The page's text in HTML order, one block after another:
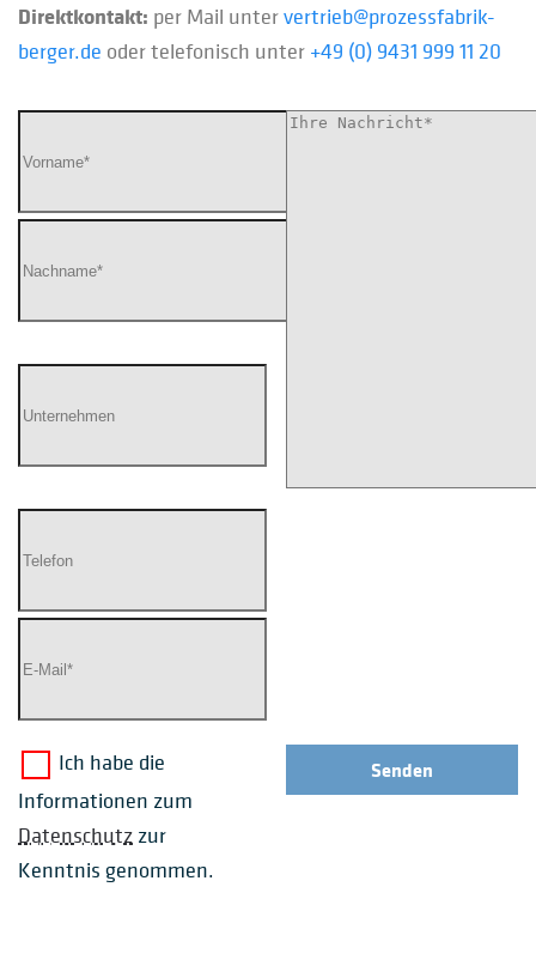
Direktkontakt: per Mail untervertrieb@prozessfabrik-
berger.de oder telefonisch unter +49 (0) 9431 999 11 20
Ich habe die
Informationen zum
Datenschutz zur
Kenntnis genommen.
Senden